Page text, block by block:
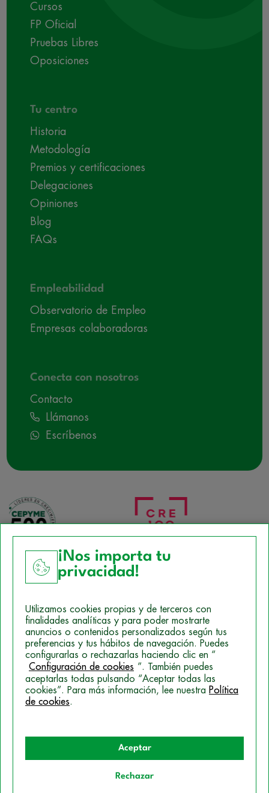
Cursos
FP Oficial
Pruebas Libres
Oposiciones
Tu centro
Historia
Metodología
Premios y certificaciones
Delegaciones
Opiniones
Blog
FAQs
Empleabilidad
Observatorio de Empleo
Empresas colaboradoras
Conecta con nosotros
Contacto
Llámanos
Escríbenos
Política de Cookies
Mapa del sitio
Politica de Privacidad
© 2026 Campus Training
¡Nos importa tu
privacidad!
Utilizamos cookies propias y de terceros con
finalidades analíticas y para poder mostrarte
anuncios o contenidos personalizados según tus
preferencias y tus hábitos de navegación. Puedes
configurarlas o rechazarlas haciendo clic en “
Configuración de cookies ”. También puedes
aceptarlas todas pulsando “Aceptar todas las
cookies”. Para más información, lee nuestra Política
de cookies.
Aceptar
Rechazar